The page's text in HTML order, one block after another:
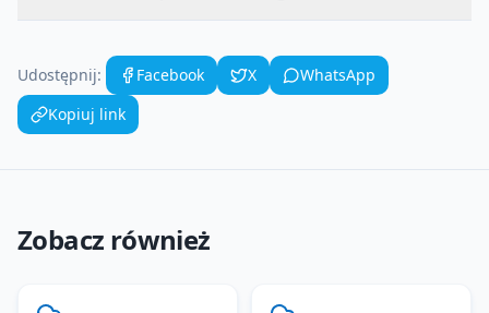
Udostępnij: Facebook X
WhatsApp
Kopiuj link
Zobacz również